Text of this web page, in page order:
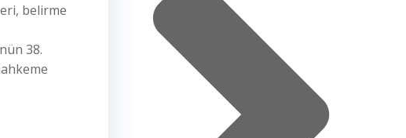
belirme
38.